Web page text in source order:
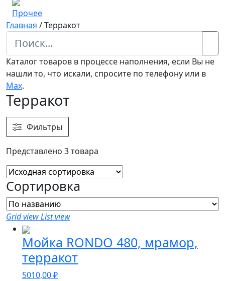
Прочее
Главная /Терракот
Каталог товаров в процессе наполнения, если Вы не
нашли то, что искали, спросите по телефону или в
Мах.
Терракот
Фильтры
Представлено 3 товара
Сортировка
Grid viewList view
Мойка RONDO 480, мрамор,
терракот
5010,00₽